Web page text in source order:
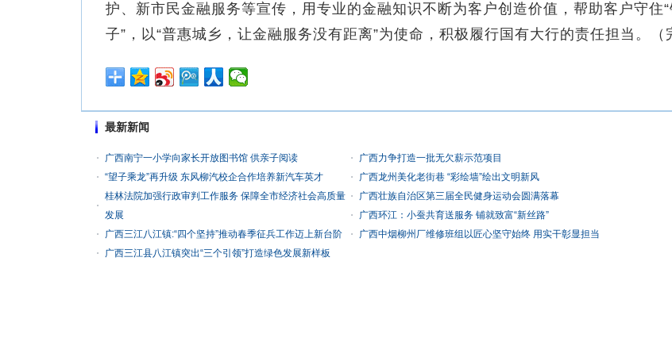
护、新市民金融服务等宣传，用专业的金融知识不断为客户创造价值，帮助客户守住“
子”，以“普惠城乡，让金融服务没有距离”为使命，积极履行国有大行的责任担当。（
最新新闻
广西南宁一小学向家长开放图书馆 供亲子阅读
广西力争打造一批无欠薪示范项目
“望子乘龙”再升级 东风柳汽校企合作培养新汽车英才
广西龙州美化老街巷 “彩绘墙”绘出文明新风
桂林法院加强行政审判工作服务 保障全市经济社会高质量
发展
广西壮族自治区第三届全民健身运动会圆满落幕
广西环江：小蚕共育送服务 铺就致富“新丝路”
广西三江八江镇:“四个坚持”推动春季征兵工作迈上新台阶
广西中烟柳州厂维修班组以匠心坚守始终 用实干彰显担当
广西三江县八江镇突出“三个引领”打造绿色发展新样板